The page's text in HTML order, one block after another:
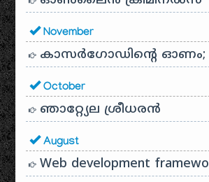
November
കാസർഗോഡിൻ്റെ ഓണം;
October
ഞാറ്റ്യേല ശ്രീധരൻ
August
Web development